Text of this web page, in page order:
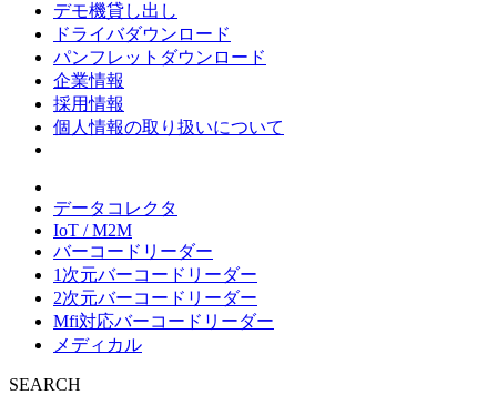
デモ機貸し出し
ドライバダウンロード
パンフレットダウンロード
企業情報
採用情報
個人情報の取り扱いについて
データコレクタ
IoT / M2M
バーコードリーダー
1次元バーコードリーダー
2次元バーコードリーダー
Mfi対応バーコードリーダー
メディカル
SEARCH